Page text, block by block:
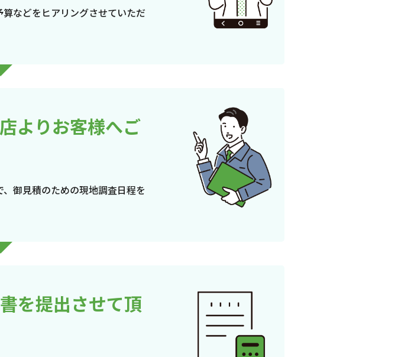
などをヒアリングさせていただ
よりお客様へご
御見積のための現地調査日程を
を提出させて頂